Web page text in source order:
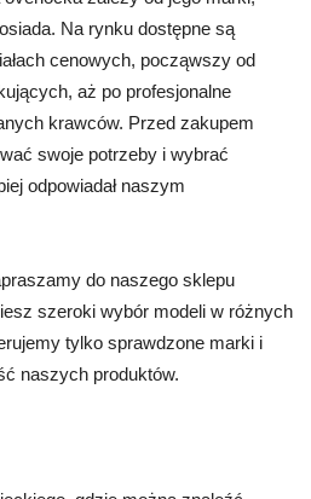
Na rynku dostępne są
cenowych, począwszy od
aż po profesjonalne
krawców. Przed zakupem
swoje potrzeby i wybrać
odpowiadał naszym
do naszego sklepu
szeroki wybór modeli w różnych
tylko sprawdzone marki i
naszych produktów.